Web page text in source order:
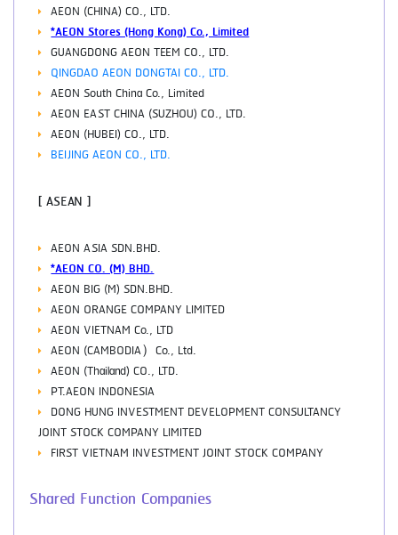
AEON (CHINA) CO., LTD.
*AEON Stores (Hong Kong) Co., Limited
GUANGDONG AEON TEEM CO., LTD.
QINGDAO AEON DONGTAI CO., LTD.
AEON South China Co., Limited
AEON EAST CHINA (SUZHOU) CO., LTD.
AEON (HUBEI) CO., LTD.
BEIJING AEON CO., LTD.
[ ASEAN ]
AEON ASIA SDN.BHD.
*AEON CO. (M) BHD.
AEON BIG (M) SDN.BHD.
AEON ORANGE COMPANY LIMITED
AEON VIETNAM Co., LTD
AEON (CAMBODIA）Co., Ltd.
AEON (Thailand) CO., LTD.
PT.AEON INDONESIA
DONG HUNG INVESTMENT DEVELOPMENT CONSULTANCY
JOINT STOCK COMPANY LIMITED
FIRST VIETNAM INVESTMENT JOINT STOCK COMPANY
Shared Function Companies